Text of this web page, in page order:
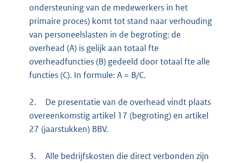
ondersteuning van de medewerkers in het
primaire proces) komt tot stand naar verhouding
van personeelslasten in de begroting: de
overhead (A) is gelijk aan totaal fte
overheadfuncties (B) gedeeld door totaal fte alle
functies (C). In formule: A = B/C.
2.
De presentatie van de overhead vindt plaats
overeenkomstig artikel 17 (begroting) en artikel
27 (jaarstukken) BBV.
3.
Alle bedrijfskosten die direct verbonden zijn